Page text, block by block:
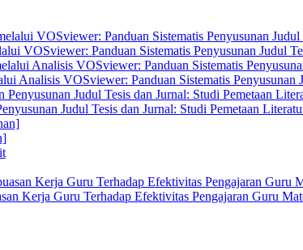
VOSviewer: Panduan Sistematis Penyusunan Judul
Analisis VOSviewer: Panduan Sistematis Penyusunan
Judul Tesis dan Jurnal: Studi Pemetaan
Kerja Guru Terhadap Efektivitas Pengajaran Guru